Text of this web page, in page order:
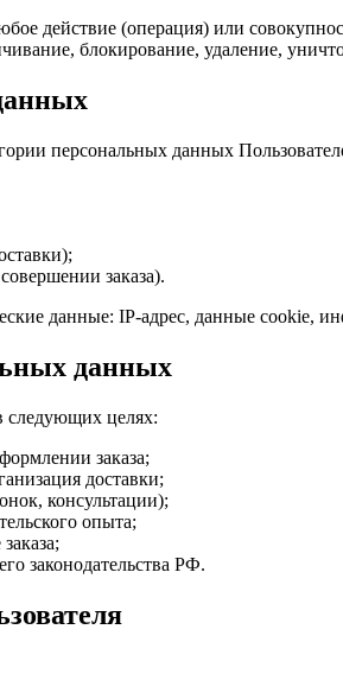
действие (операция) или
блокирование, удаление,
персональных данных
заказа).
данные: IP-адрес, данные cookie,
данных
следующих целях:
заказа;
доставки;
консультации);
опыта;
законодательства РФ.